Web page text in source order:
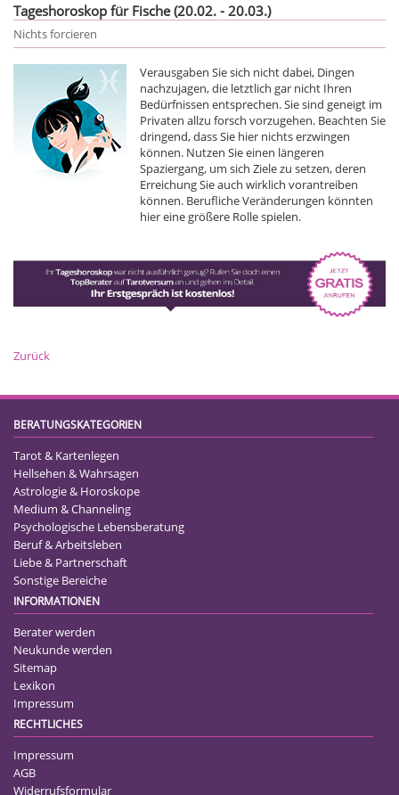
Tageshoroskop für Fische (20.02. - 20.03.)
Nichts forcieren
Verausgaben Sie sich nicht dabei, Dingen
nachzujagen, die letztlich gar nicht Ihren
Bedürfnissen entsprechen. Sie sind geneigt im
Privaten allzu forsch vorzugehen. Beachten Sie
dringend, dass Sie hier nichts erzwingen
können. Nutzen Sie einen längeren
Spaziergang, um sich Ziele zu setzen, deren
Erreichung Sie auch wirklich vorantreiben
können. Berufliche Veränderungen könnten
hier eine größere Rolle spielen.
Zurück
BERATUNGSKATEGORIEN
Tarot & Kartenlegen
Hellsehen & Wahrsagen
Astrologie & Horoskope
Medium & Channeling
Psychologische Lebensberatung
Beruf & Arbeitsleben
Liebe & Partnerschaft
Sonstige Bereiche
INFORMATIONEN
Berater werden
Neukunde werden
Sitemap
Lexikon
Impressum
RECHTLICHES
Impressum
AGB
Widerrufsformular